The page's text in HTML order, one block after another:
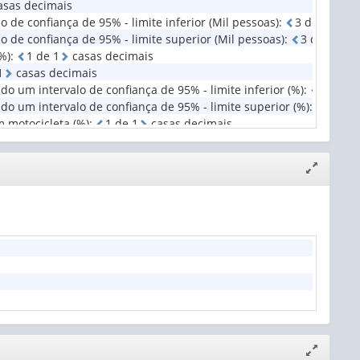
decimais
de confiança de 95% - limite inferior (Mil pessoas): 3 de
de confiança de 95% - limite superior (Mil pessoas): 3 d
: 1 de 1
casas decimais
casas decimais
um intervalo de confiança de 95% - limite inferior (%):
um intervalo de confiança de 95% - limite superior (%):
motocicleta (%): 1 de 1 casas decimais
janela